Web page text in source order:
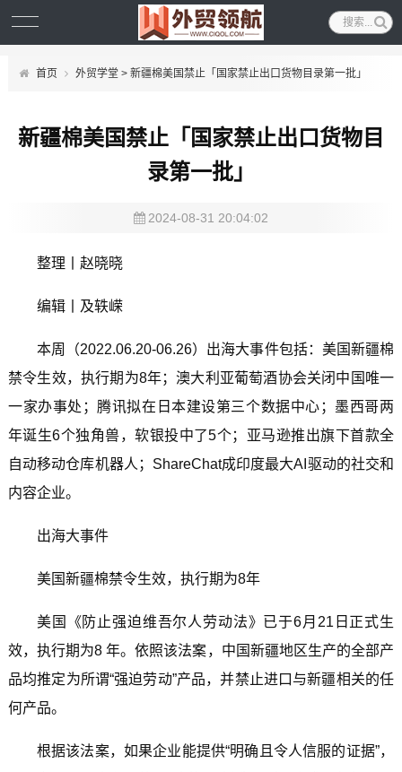
首页 外贸学堂> 新疆棉美国禁止「国家禁止出口货物目录第一批」
新疆棉美国禁止「国家禁止出口货物目
录第一批」
2024-08-31 20:04:02
整理丨赵晓晓
编辑丨及轶嵘
本周（2022.06.20-06.26）出海大事件包括：美国新疆棉
禁令生效，执行期为8年；澳大利亚葡萄酒协会关闭中国唯一
一家办事处；腾讯拟在日本建设第三个数据中心；墨西哥两
年诞生6个独角兽，软银投中了5个；亚马逊推出旗下首款全
自动移动仓库机器人；ShareChat成印度最大AI驱动的社交和
内容企业。
出海大事件
美国新疆棉禁令生效，执行期为8年
美国《防止强迫维吾尔人劳动法》已于6月21日正式生
效，执行期为8 年。依照该法案，中国新疆地区生产的全部产
品均推定为所谓“强迫劳动”产品，并禁止进口与新疆相关的任
何产品。
根据该法案，如果企业能提供“明确且令人信服的证据”，